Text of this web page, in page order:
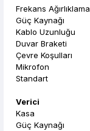
Frekans Ağırlıklama
Güç Kaynağı
Kablo Uzunluğu
Duvar Braketi
Çevre Koşulları
Mikrofon
Standart
Verici
Kasa
Güç Kaynağı